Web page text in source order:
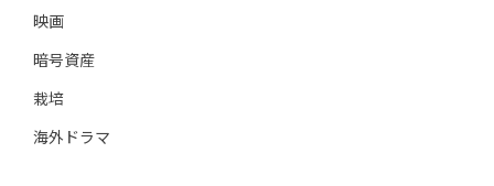
映画
暗号資産
栽培
海外ドラマ